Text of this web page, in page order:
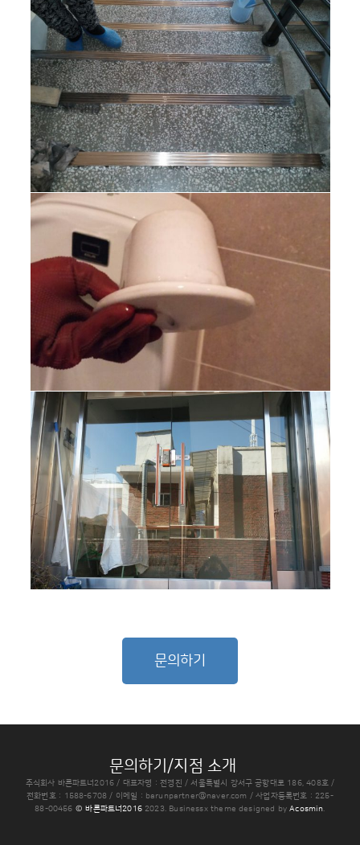
문의하기
문의하기/지점 소개
주식회사 바른파트너2016 / 대표자명 : 전경진 / 서울특별시 강서구 공항대로 186, 408호 /
전화번호 : 1588-6708 / 이메일 : barunpartner@naver.com / 사업자등록번호 : 225-
88-00456 © 바른파트너20162023. Businessx theme designed byAcosmin.